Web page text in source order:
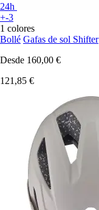
24h
+-3
1 colores
Bollé Gafas de sol Shifter
Desde 160,00 €
121,85 €